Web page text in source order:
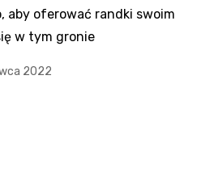
aby oferować randki swoim
w tym gronie
2022